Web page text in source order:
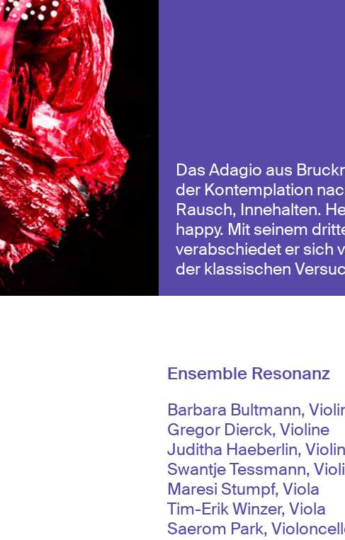
Das Adagio aus
der Kontemplation
Rausch, Innehalten.
happy. Mit seinem
verabschiedet er sich
der klassischen
Ensemble Resonanz
Barbara Bultmann,
Gregor Dierck, Violine
Juditha Haeberlin,
Swantje Tessmann,
Maresi Stumpf, Viola
Tim-Erik Winzer, Viola
Saerom Park,